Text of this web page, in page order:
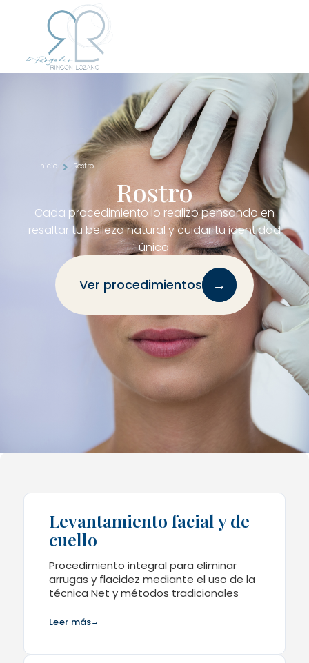
Inicio Rostro
Rostro
Cada procedimiento lo realizo pensando en
resaltar tu belleza natural y cuidar tu identidad
única.
Ver procedimientos →
Levantamiento facial y de
cuello
Procedimiento integral para eliminar
arrugas y flacidez mediante el uso de la
técnica Net y métodos tradicionales
Leer más→